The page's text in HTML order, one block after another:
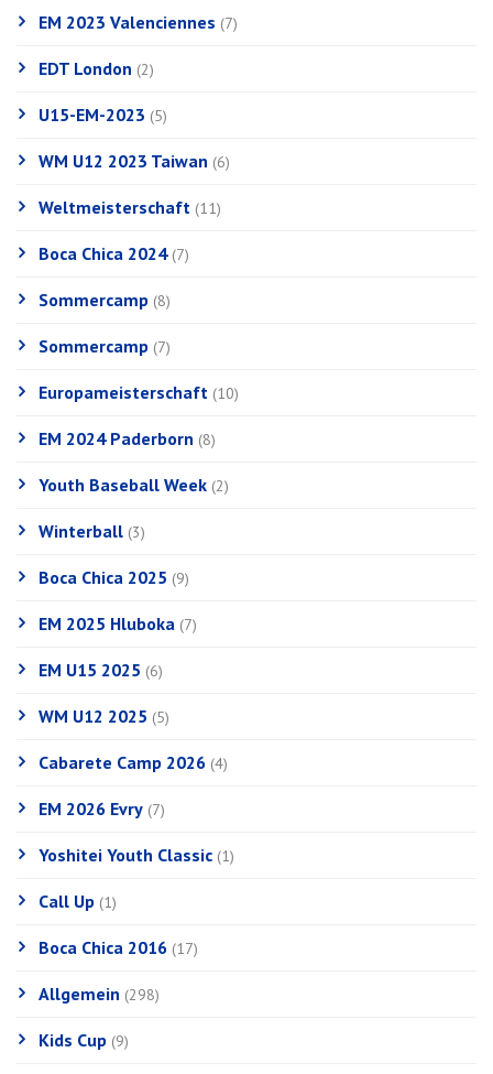
EM 2023 Valenciennes (7)
EDT London (2)
U15-EM-2023 (5)
WM U12 2023 Taiwan (6)
Weltmeisterschaft (11)
Boca Chica 2024(7)
Sommercamp (8)
Sommercamp (7)
Europameisterschaft (10)
EM 2024 Paderborn (8)
Youth Baseball Week (2)
Winterball (3)
Boca Chica 2025 (9)
EM 2025 Hluboka (7)
EM U15 2025 (6)
WM U12 2025 (5)
Cabarete Camp 2026 (4)
EM 2026 Evry (7)
Yoshitei Youth Classic (1)
Call Up (1)
Boca Chica 2016 (17)
Allgemein (298)
Kids Cup (9)